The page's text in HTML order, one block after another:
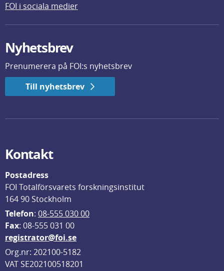
FOI i sociala medier
Nyhetsbrev
Prenumerera på FOI:s nyhetsbrev
Till nyhetsbrev
Kontakt
Postadress
FOI Totalförsvarets forskningsinstitut
164 90 Stockholm
Telefon: 08-555 030 00
Fax: 08-555 031 00
registrator@foi.se
Org.nr: 202100-5182
VAT SE202100518201